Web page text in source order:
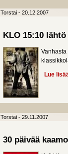
Torstai - 20.12.2007
KLO 15:10 lähtö
Lue
Torstai - 29.11.2007
30 päivää